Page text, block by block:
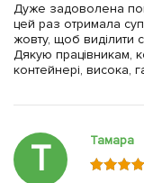
Дуже задоволена
цей раз отримала
жовту, щоб виділити
Дякую працівникам,
контейнері, висока,
Т Тамара